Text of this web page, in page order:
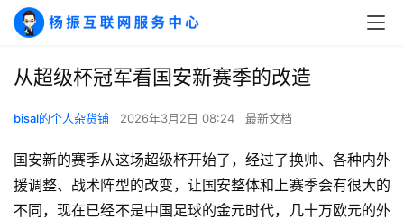
从超级杯冠军看国安新赛季的改造
bisal的个人杂货铺 2026年3月2日 08:24 最新文档
国安新的赛季从这场超级杯开始了，经过了换帅、各种内外
援调整、战术阵型的改变，让国安整体和上赛季会有很大的
不同，现在已经不是中国足球的金元时代，几十万欧元的外